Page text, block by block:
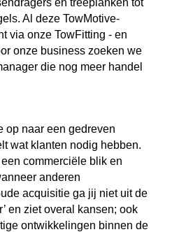
en treeplanken tot
Al deze TowMotive-
via onze TowFitting - en
onze business zoeken we
die nog meer handel
op naar een gedreven
wat klanten nodig hebben.
commerciële blik en
anderen
acquisitie ga jij niet uit de
en ziet overal kansen; ook
ontwikkelingen binnen de